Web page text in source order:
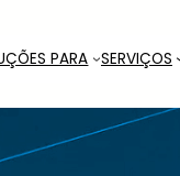
PARA SERVIÇOS